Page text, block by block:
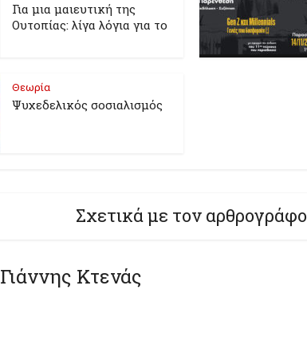
Για μια μαιευτική της
Ουτοπίας: λίγα λόγια για το
Θεωρία
Ψυχεδελικός σοσιαλισμός
Σχετικά με τον αρθρογράφο
Γιάννης Κτενάς